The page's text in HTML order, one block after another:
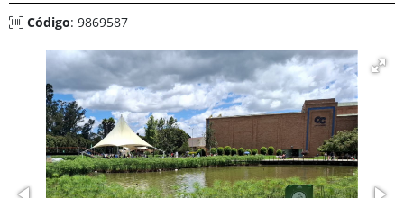
Código: 9869587